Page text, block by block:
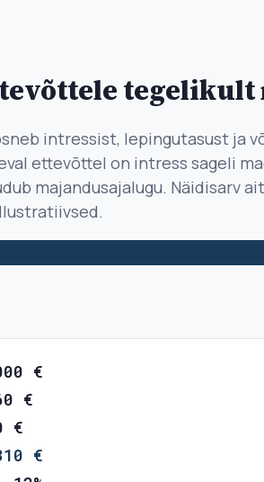
tegelikult
intressist, lepingutasust ja
ettevõttel on intress sageli
majandusajalugu. Näidisarv
€
€
€
€